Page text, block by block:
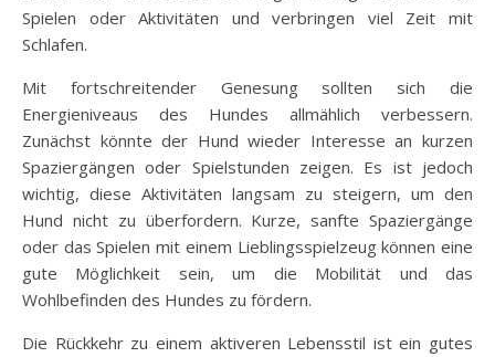
Spielen oder Aktivitäten und verbringen viel Zeit mit
Schlafen.
Mit fortschreitender Genesung sollten sich die
Energieniveaus des Hundes allmählich verbessern.
Zunächst könnte der Hund wieder Interesse an kurzen
Spaziergängen oder Spielstunden zeigen. Es ist jedoch
wichtig, diese Aktivitäten langsam zu steigern, um den
Hund nicht zu überfordern. Kurze, sanfte Spaziergänge
oder das Spielen mit einem Lieblingsspielzeug können eine
gute Möglichkeit sein, um die Mobilität und das
Wohlbefinden des Hundes zu fördern.
Die Rückkehr zu einem aktiveren Lebensstil ist ein gutes